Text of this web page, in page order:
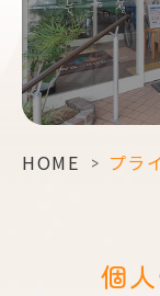
HOME > プラ
個